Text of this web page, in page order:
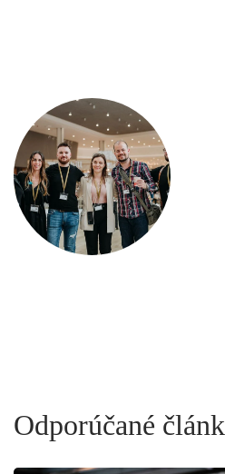
Odporúčané